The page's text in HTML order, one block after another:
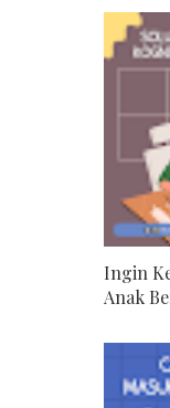
Ingin
Anak